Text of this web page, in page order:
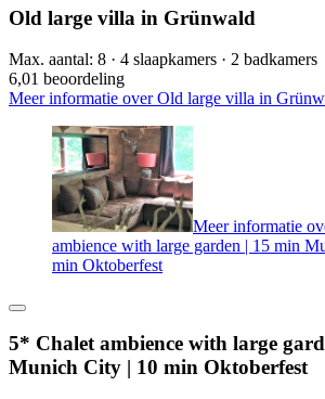
Old large villa in Grünwald
Max. aantal: 8 · 4 slaapkamers · 2 badkamers
6,01 beoordeling
Meer informatie over Old large villa in
Meer informatie
ambience with large garden | 15 min
min Oktoberfest
5* Chalet ambience with large
Munich City | 10 min Oktoberfest